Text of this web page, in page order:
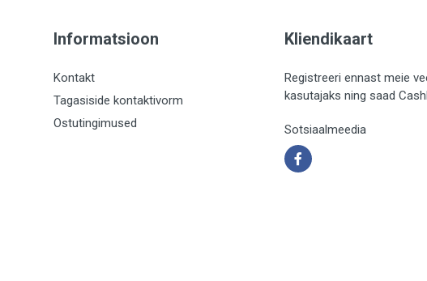
Informatsioon
Kontakt
Tagasiside kontaktivorm
Ostutingimused
Kliendikaart
Registreeri ennast meie
kasutajaks ning saad
Sotsiaalmeedia